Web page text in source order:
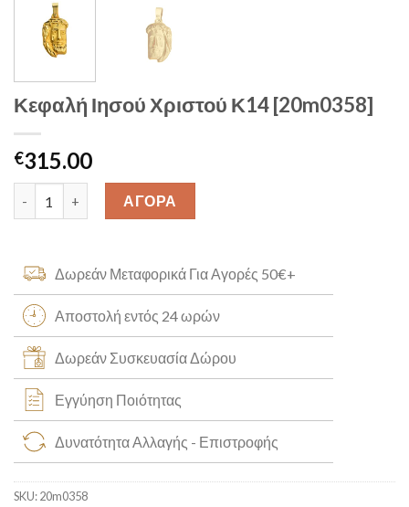
Κεφαλή Ιησού Χριστού Κ14 [20m0358]
€315.00
Κεφαλή Ιησού Χριστού Κ14 [20m0358] quantity
ΑΓΟΡΑ
Δωρεάν Μεταφορικά Για Αγορές 50€+
Αποστολή εντός 24 ωρών
Δωρεάν Συσκευασία Δώρου
Εγγύηση Ποιότητας
Δυνατότητα Αλλαγής - Επιστροφής
SKU:20m0358